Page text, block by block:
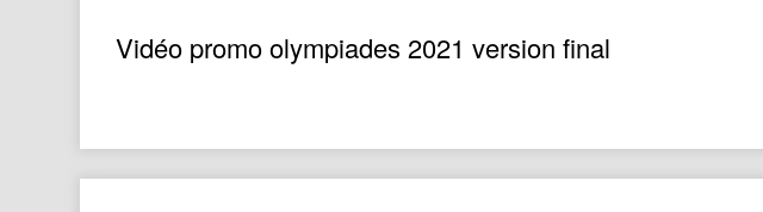
Vidéo promo olympiades 2021 version final